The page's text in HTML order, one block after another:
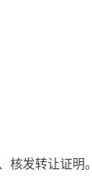
核发转让证明。